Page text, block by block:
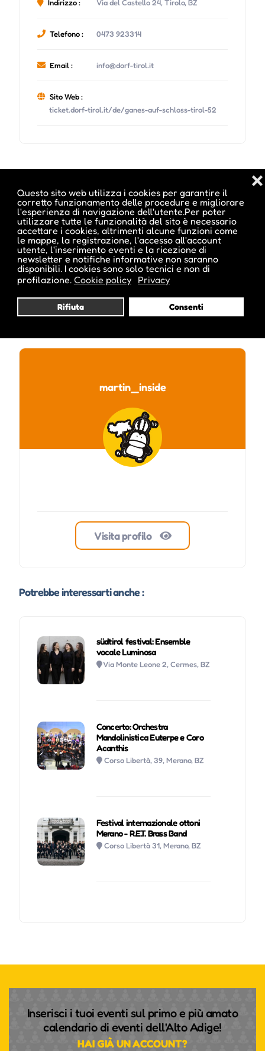
Questo sito web utilizza i cookies per garantire il
corretto funzionamento delle procedure e migliorare
l'esperienza di navigazione dell'utente.Per poter
utilizzare tutte le funzionalità del sito è necessario
accettare i cookies, altrimenti alcune funzioni come
le mappe, la registrazione, l'accesso all'account
utente, l'inserimento eventi e la ricezione di
newsletter e notifiche informative non saranno
disponibili. I cookies sono solo tecnici e non di
profilazione. Cookie policy Privacy
Rifiuta Consenti
❌
Indirizzo : Via del Castello 24, Tirolo, BZ
Telefono : 0473 923314
Email : info@dorf-tirol.it
Sito Web :
ticket.dorf-tirol.it/de/ganes-auf-schloss-tirol-52
martin_inside
Visita profilo
Potrebbe interessarti anche :
südtirol festival: Ensemble
vocale Luminosa
Via Monte Leone 2, Cermes, BZ
Concerto: Orchestra
Mandolinistica Euterpe e Coro
Acanthis
Corso Libertà, 39, Merano, BZ
Festival internazionale ottoni
Merano - R.E.T. Brass Band
Corso Libertà 31, Merano, BZ
Inserisci i tuoi eventi sul primo e più amato
calendario di eventi dell'Alto Adige!
HAI GIÀ UN ACCOUNT?